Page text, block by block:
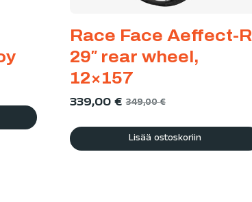
Race Face Aeffect-R
29″ rear wheel,
12×157
339,00€ 349,00€
Lisää ostoskoriin